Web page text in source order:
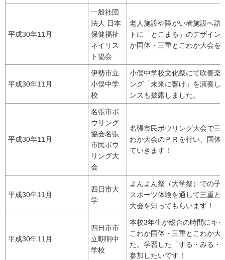
平成30年11月
一般社団
法人 日本
保健福祉
ネイリス
ト協会
老人施設や障がい者施設へ訪
トに「とこまる」のデザイ
か国体・三重とこわか大会を
平成30年11月
伊勢市立
小俣中学
校
小俣中学校文化祭にて吹奏楽
ング「未来に響け」を演奏し
ンスも披露しました。
平成30年11月
名張市ボ
ウリング
協会名張
市民ボウ
リング大
会
名張市民ボウリング大会で三
わか大会のＰＲを行い、国体
ていきます！
平成30年11月
四日市大
学
よんよん祭（大学祭）での子
スポーツ体験を通して三重と
大会を知ってもらいます！
平成30年11月
四日市市
立朝明中
学校
本校3年生が総合の時間にキ
こわか国体・三重とこわか大
た。学習した「する・みる・
参加したいです！